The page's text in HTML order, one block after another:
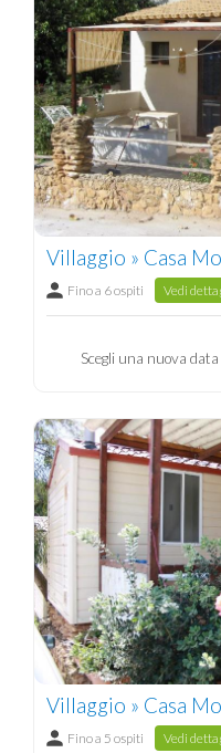
Villaggio » Casa
Fino a 6 ospiti Vedi
Scegli una nuova
Villaggio » Casa
Fino a 5 ospiti Vedi